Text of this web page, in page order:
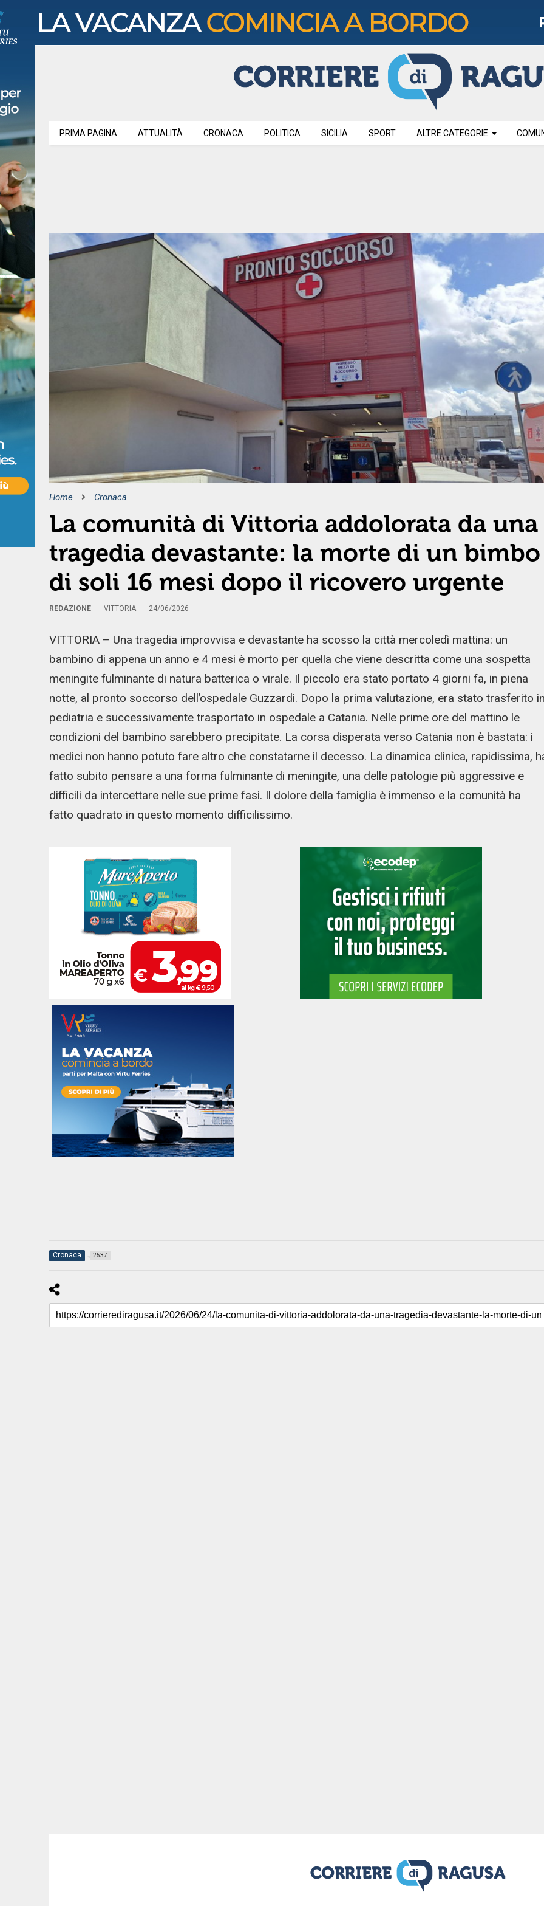
PRIMA PAGINA ATTUALITÀ CRONACA POLITICA SICILIA SPORT ALTRE CATEGORIE
Home Cronaca
La comunità di Vittoria addolorata da una
tragedia devastante: la morte di un bimbo
di soli 16 mesi dopo il ricovero urgente
REDAZIONE VITTORIA 24/06/2026
VITTORIA – Una tragedia improvvisa e devastante ha scosso la città mercoledì mattina: un
bambino di appena un anno e 4 mesi è morto per quella che viene descritta come una sospetta
meningite fulminante di natura batterica o virale. Il piccolo era stato portato 4 giorni fa, in piena
notte, al pronto soccorso dell’ospedale Guzzardi. Dopo la prima valutazione, era stato trasferito
pediatria e successivamente trasportato in ospedale a Catania. Nelle prime ore del mattino le
condizioni del bambino sarebbero precipitate. La corsa disperata verso Catania non è bastata: i
medici non hanno potuto fare altro che constatarne il decesso. La dinamica clinica, rapidissima,
fatto subito pensare a una forma fulminante di meningite, una delle patologie più aggressive e
difficili da intercettare nelle sue prime fasi. Il dolore della famiglia è immenso e la comunità ha
fatto quadrato in questo momento difficilissimo.
Cronaca 2537